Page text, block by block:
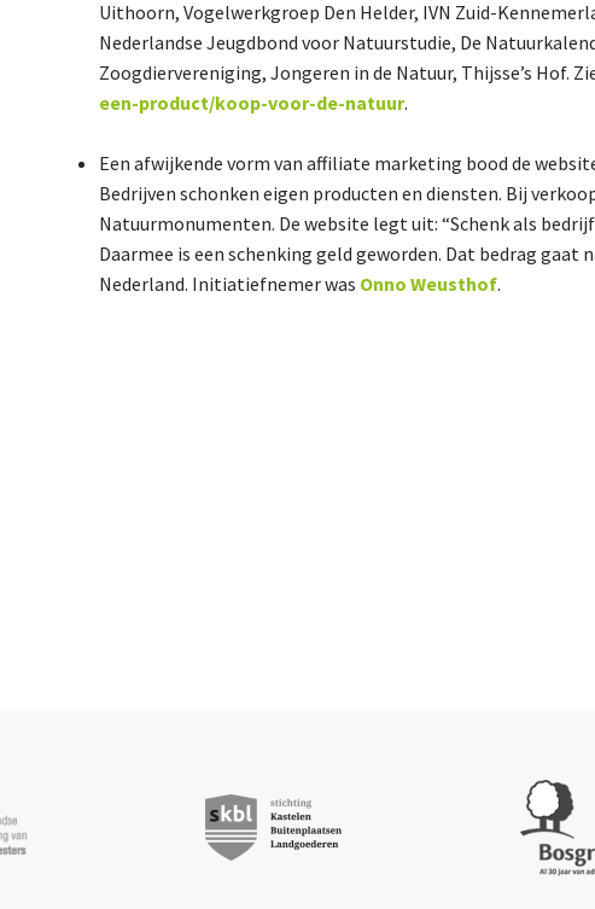
Uithoorn, Vogelwerkgroep Den Helder, IVN Zuid-
Nederlandse Jeugdbond voor Natuurstudie, De
Zoogdiervereniging, Jongeren in de Natuur, Thijsse’s Hof.
een-product/koop-voor-de-natuur.
Een afwijkende vorm van affiliate marketing bood de
Bedrijven schonken eigen producten en diensten. Bij
Natuurmonumenten. De website legt uit: “Schenk als
Daarmee is een schenking geld geworden. Dat bedrag
Nederland. Initiatiefnemer was Onno Weusthof.